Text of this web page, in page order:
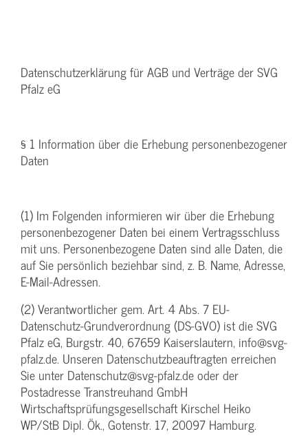
Datenschutzerklärung für AGB und Verträge der SVG
Pfalz eG
§ 1 Information über die Erhebung personenbezogener
Daten
(1) Im Folgenden informieren wir über die Erhebung
personenbezogener Daten bei einem Vertragsschluss
mit uns. Personenbezogene Daten sind alle Daten, die
auf Sie persönlich beziehbar sind, z. B. Name, Adresse,
E-Mail-Adressen.
(2) Verantwortlicher gem. Art. 4 Abs. 7 EU-
Datenschutz-Grundverordnung (DS-GVO) ist die SVG
Pfalz eG, Burgstr. 40, 67659 Kaiserslautern, info@svg-
pfalz.de. Unseren Datenschutzbeauftragten erreichen
Sie unter Datenschutz@svg-pfalz.de oder der
Postadresse Transtreuhand GmbH
Wirtschaftsprüfungsgesellschaft Kirschel Heiko
WP/StB Dipl. Ök., Gotenstr. 17, 20097 Hamburg.